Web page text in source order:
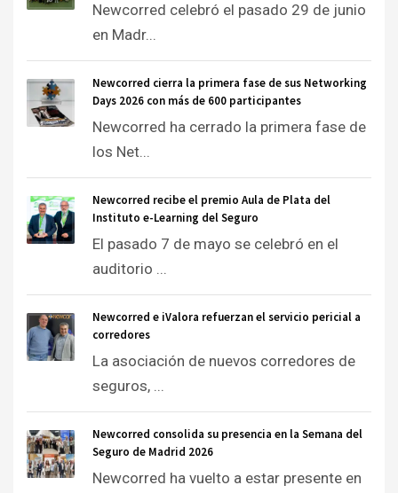
Newcorred celebró el pasado 29 de junio
en Madr...
Newcorred cierra la primera fase de sus Networking
Days 2026 con más de 600 participantes
Newcorred ha cerrado la primera fase de
los Net...
Newcorred recibe el premio Aula de Plata del
Instituto e-Learning del Seguro
El pasado 7 de mayo se celebró en el
auditorio ...
Newcorred e iValora refuerzan el servicio pericial a
corredores
La asociación de nuevos corredores de
seguros, ...
Newcorred consolida su presencia en la Semana del
Seguro de Madrid 2026
Newcorred ha vuelto a estar presente en